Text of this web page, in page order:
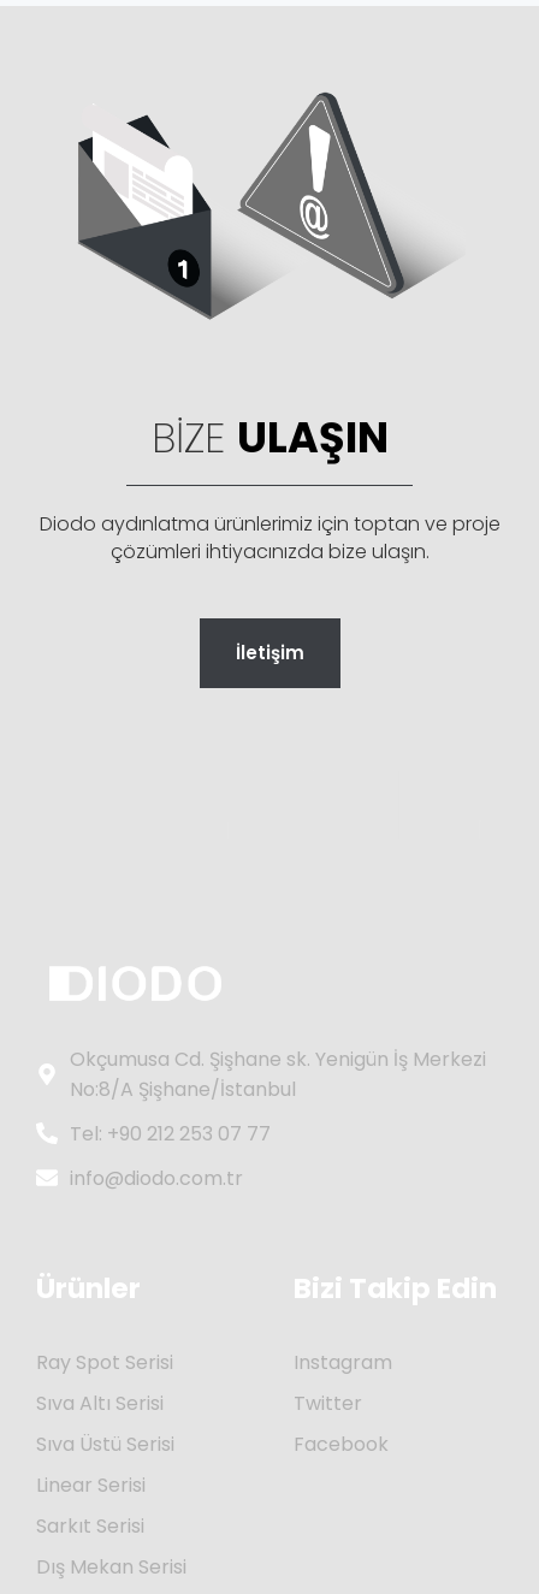
BIZE ULAŞIN
Diodo aydınlatma ürünlerimiz için toptan ve proje
çözümleri ihtiyacınızda bize ulaşın.
İletişim
Okçumusa Cd. Şişhane sk. Yenigün İş Merkezi
No:8/A Şişhane/İstanbul
Tel: +90 212 253 07 77
info@diodo.com.tr
Ürünler
Ray Spot Serisi
Sıva Altı Serisi
Sıva Üstü Serisi
Linear Serisi
Sarkıt Serisi
Dış Mekan Serisi
Bizi Takip Edin
Instagram
Twitter
Facebook